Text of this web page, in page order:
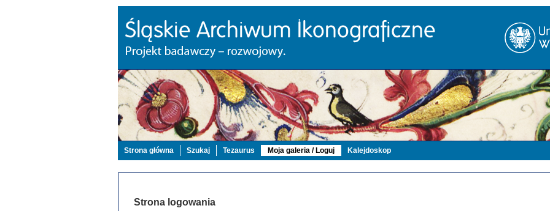
Strona główna Szukaj Tezaurus Moja galeria / Loguj Kalejdoskop
Strona logowania